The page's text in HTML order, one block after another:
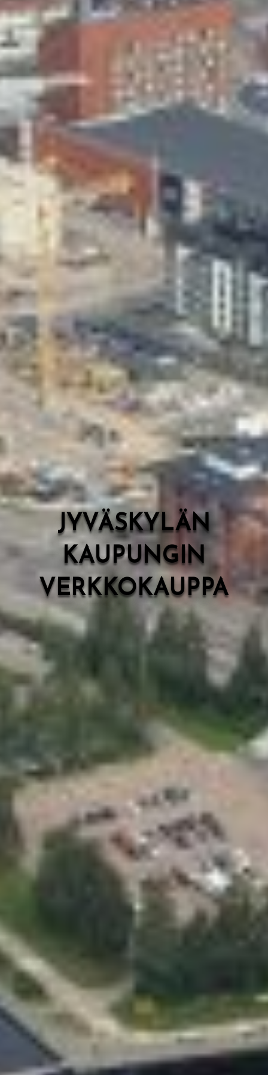
Skeittihalli
Varhaiskasvatus
Ateria- ja välipalamaksut
Mämminiemi
Taideapteekki
Kirjasto
Valon Kaupunki
Lasten Lysti & LystiKylä-festivaali
Ohje
English
JYVÄSKYLÄN
KAUPUNGIN
VERKKOKAUPPA